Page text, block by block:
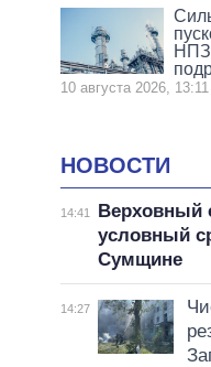
НПЗ
10 августа 2026, 13:11
НОВОСТИ
14:41
Верховный
условный
Сумщине
14:27